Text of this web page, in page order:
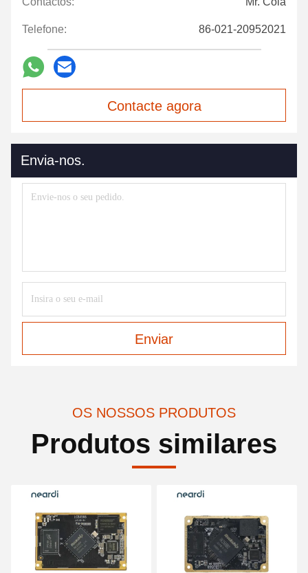
Telefone: 86-021-20952021
Contacte agora
Envia-nos.
Enviar
OS NOSSOS PRODUTOS
Produtos similares